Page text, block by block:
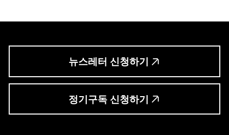
뉴스레터 신청하기
정기구독 신청하기